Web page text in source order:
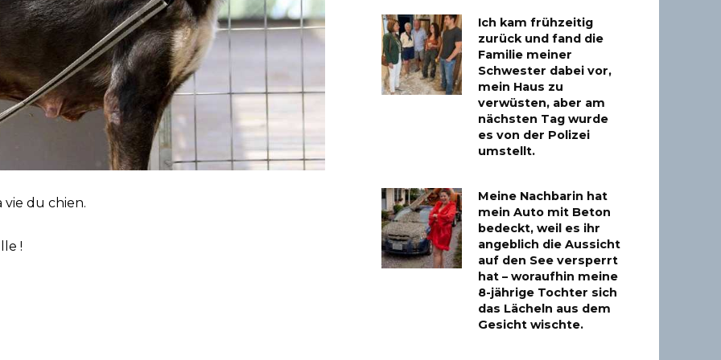
du chien.
!
Ich kam frühzeitig
zurück und fand die
Familie meiner
Schwester dabei vor,
mein Haus zu
verwüsten, aber am
nächsten Tag wurde
es von der Polizei
umstellt.
Meine Nachbarin hat
mein Auto mit Beton
bedeckt, weil es ihr
angeblich die Aussicht
auf den See versperrt
hat – woraufhin meine
8-jährige Tochter sich
das Lächeln aus dem
Gesicht wischte.